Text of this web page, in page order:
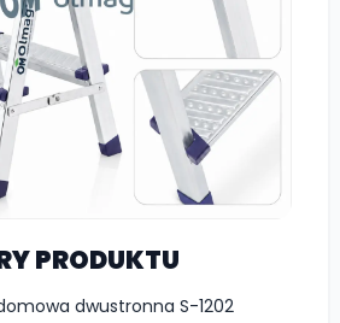
PRODUKTU
dwustronna S-1202